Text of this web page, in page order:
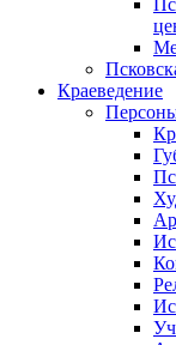
Краеведение